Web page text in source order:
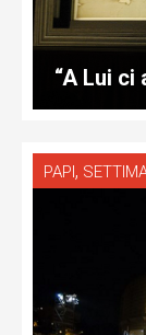
“A Lui ci
PAPI,